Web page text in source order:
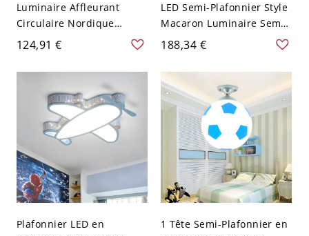
Luminaire Affleurant
Circulaire Nordique
Macaron Plafonnier LED
en Métal pour Salon -
Bleu 110 V-120 V 30,48 cm
124,91 €
LED Semi-Plafonnier Style
Macaron Luminaire Semi-
Encastré Design de
Couronne en Métal - Bleu
110 V-120 V
188,34 €
Plafonnier LED en
1 Tête Semi-Plafonnier en